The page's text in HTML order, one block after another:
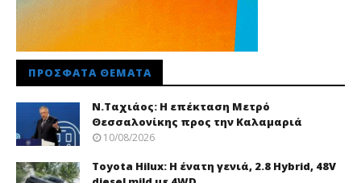
ΠΡΌΣΦΑΤΑ ΘΈΜΑΤΑ
Ν.Ταχιάος: Η επέκταση Μετρό
Θεσσαλονίκης προς την Καλαμαριά
10/08/2026
Toyota Hilux: Η ένατη γενιά, 2.8 Hybrid, 48V